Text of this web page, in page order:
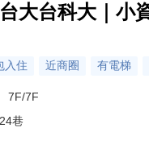
大台科大｜小
入住 近商圈 有電梯
7F/7F
巷